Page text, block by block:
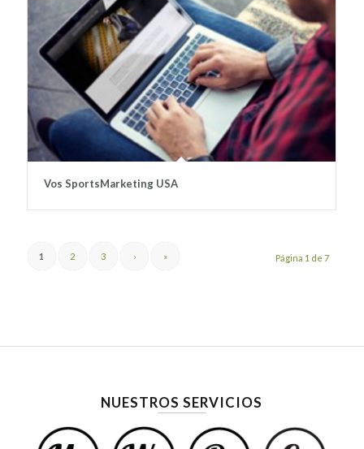
Vos SportsMarketing USA
Página 1 de 7
1 2 3 › »
NUESTROS SERVICIOS